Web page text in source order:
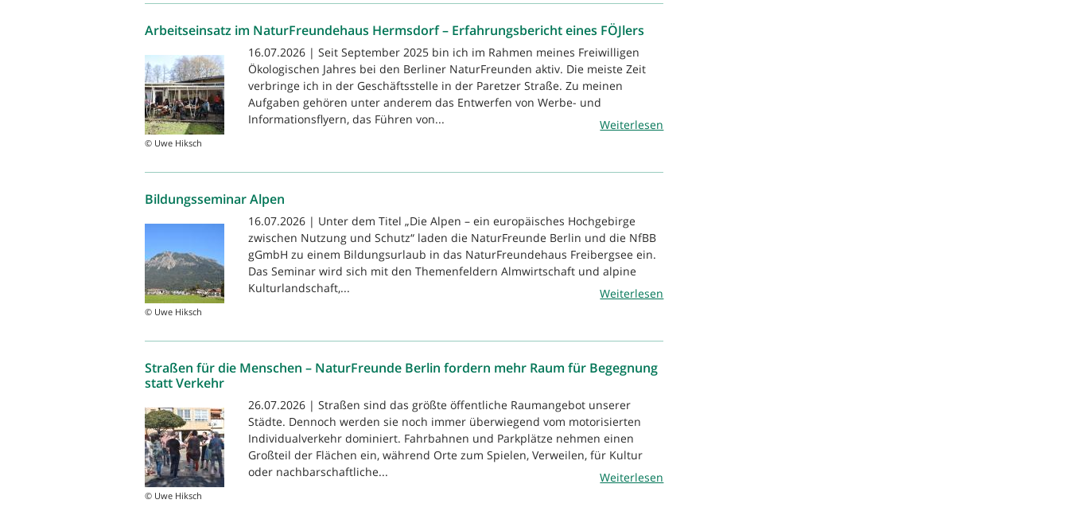
Arbeitseinsatz im NaturFreundehaus Hermsdorf – Erfahrungsbericht eines FÖJlers
© Uwe Hiksch
16.07.2026 | Seit September 2025 bin ich im Rahmen meines Freiwilligen
Ökologischen Jahres bei den Berliner NaturFreunden aktiv. Die meiste Zeit
verbringe ich in der Geschäftsstelle in der Paretzer Straße. Zu meinen
Aufgaben gehören unter anderem das Entwerfen von Werbe- und
Informationsflyern, das Führen von...
Weiterlesen
Bildungsseminar Alpen
© Uwe Hiksch
16.07.2026 | Unter dem Titel „Die Alpen – ein europäisches Hochgebirge
zwischen Nutzung und Schutz“ laden die NaturFreunde Berlin und die NfBB
gGmbH zu einem Bildungsurlaub in das NaturFreundehaus Freibergsee ein.
Das Seminar wird sich mit den Themenfeldern Almwirtschaft und alpine
Kulturlandschaft,...
Weiterlesen
Straßen für die Menschen – NaturFreunde Berlin fordern mehr Raum für Begegnung
statt Verkehr
© Uwe Hiksch
26.07.2026 | Straßen sind das größte öffentliche Raumangebot unserer
Städte. Dennoch werden sie noch immer überwiegend vom motorisierten
Individualverkehr dominiert. Fahrbahnen und Parkplätze nehmen einen
Großteil der Flächen ein, während Orte zum Spielen, Verweilen, für Kultur
oder nachbarschaftliche...
Weiterlesen